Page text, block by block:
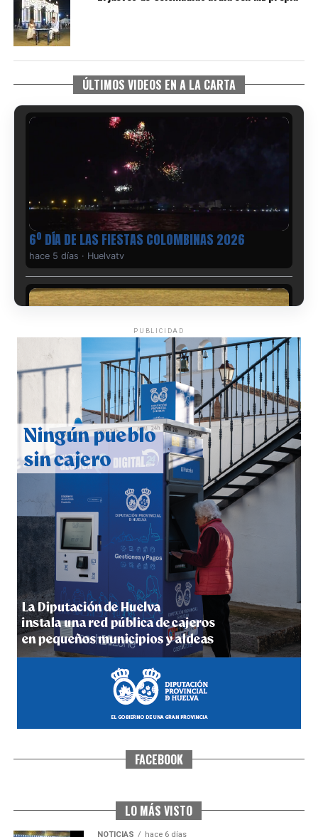
ÚLTIMOS VIDEOS EN A LA CARTA
6º DÍA DE LAS FIESTAS COLOMBINAS 2026
hace 5 días · Huelvatv
QUINTA CORRIDA DE LAS FIESTAS COLOMBINAS
2026
hace 5 días·Huelvatv
5º DÍA DE LAS FIESTAS COLOMBINAS 2026
hace 6 días·Huelvatv
CUARTA CORRIDA DE LAS FIESTAS COLOMBINAS
PUBLICIDAD
FACEBOOK
LO MÁS VISTO
NOTICIAS hace 6 días